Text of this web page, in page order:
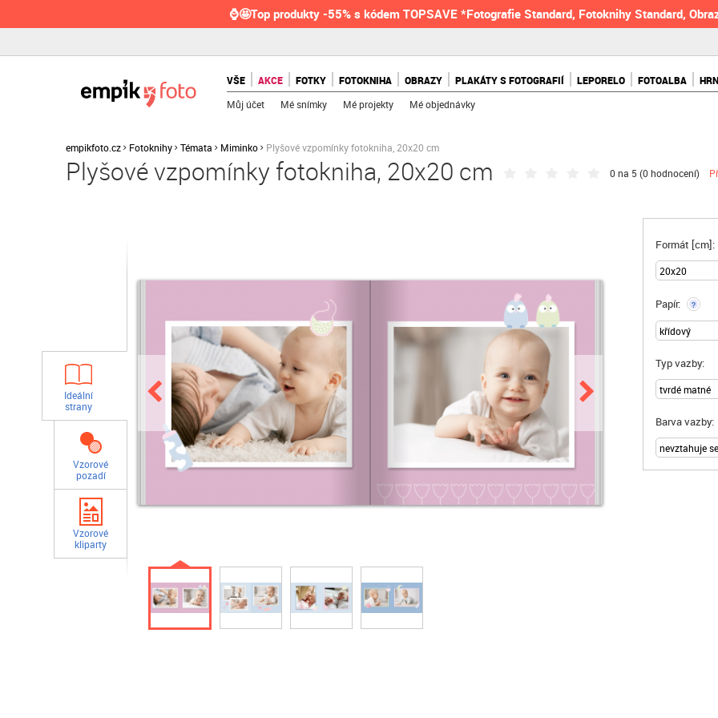
⌚🤩Top produkty -55% s kódem TOPSAVE *Fotografie Standard, Fotoknihy Standard,
VŠE AKCE FOTKY FOTOKNIHA OBRAZY PLAKÁTY S FOTOGRAFIÍ LEPORELO FOTOALBA
Můj účet Mé snímky Mé projekty Mé objednávky
empikfoto.cz Fotoknihy Témata Miminko Plyšové vzpomínky fotokniha, 20x20 cm
Plyšové vzpomínky fotokniha, 20x20 cm 0 na 5 (0 hodnocení)
Ideální
strany
Vzorové
pozadí
Vzorové
kliparty
Formát [cm]:
Papír: ?
Typ vazby:
Barva vazby: